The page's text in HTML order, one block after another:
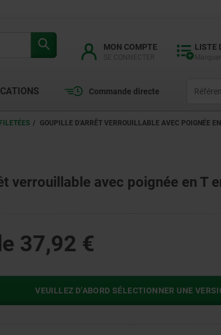
MON COMPTE LISTE
Commande directe
GOUPILLE D'ARRÊT VERROUILLABLE AVEC POIGNÉE
verrouillable avec poignée en T
37,92 €
VEUILLEZ D’ABORD SÉLECTIONNER UNE